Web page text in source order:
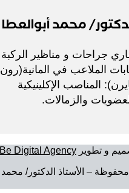
محمد أبوالعطا
جراحات و مناظير الركبة
الملاعب في المانية(رون
المناصب الإكلينيكية
والزمالات.
Be Digital Agency و تطوير
– الأستاذ الدكتور/ محمد